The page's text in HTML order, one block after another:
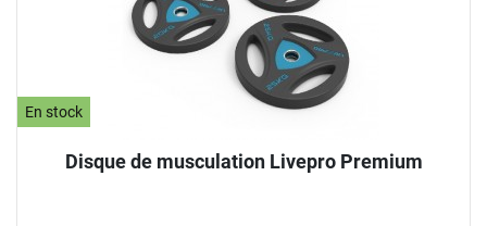
En stock
Disque de musculation Livepro Premium